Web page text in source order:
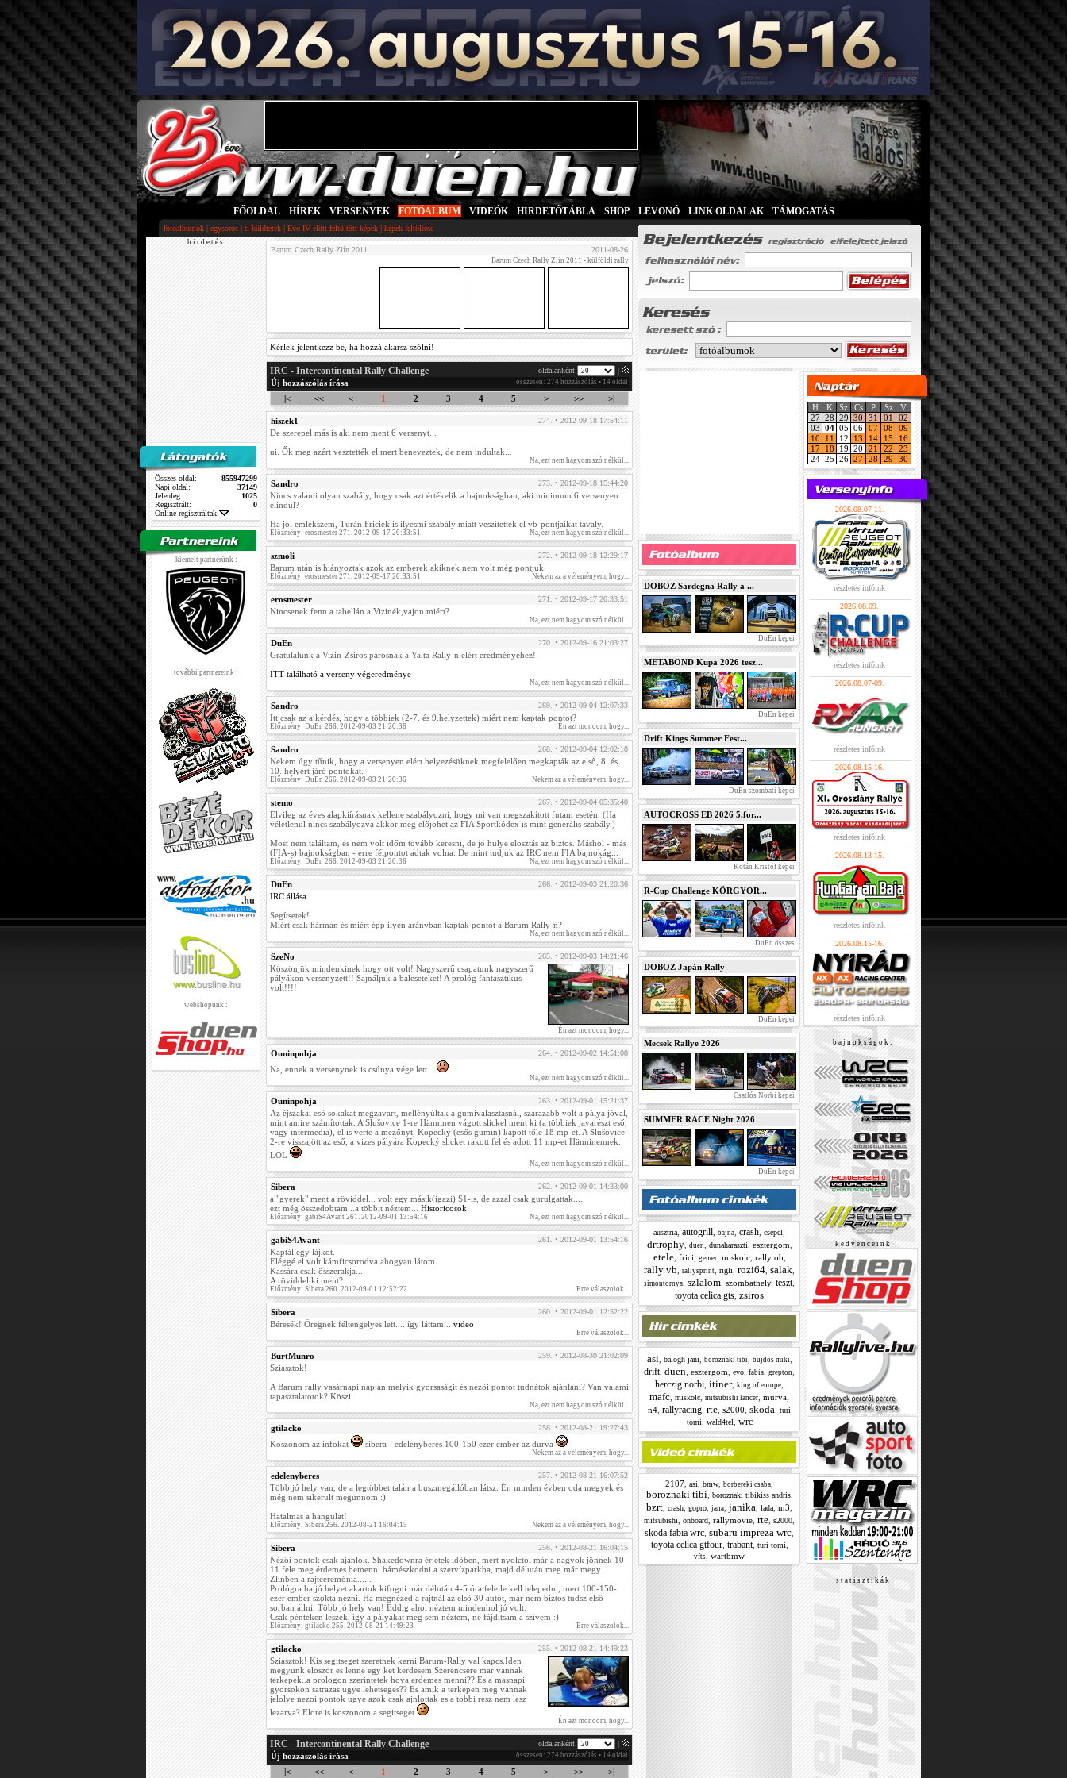
FŐOLDAL HÍREK VERSENYEK FOTÓALBUM VIDEÓK HIRDETŐTÁBLA SHOP LEVONÓ LINK OLDALAK TÁMOGATÁS
fotoalbumok | egysoros | ti küldtétek | Evo IV előtt feltöltött képek | képek feltöltése
h i r d e t é s
Összes oldal:
855947299
Napi oldal:
37149
Jelenleg:
1025
Regisztrált:
0
Online regisztráltak:
kiemelt partnerünk :
további partnereink :
webshopunk :
Barum Czech Rally Zlín 2011 2011-08-26
Barum Czech Rally Zlin 2011 • külföldi rally
Kérlek jelentkezz be, ha hozzá akarsz szólni!
IRC - Intercontinental Rally Challenge oldalanként |
Új hozzászólás írása összesen: 274 hozzászólás • 14 oldal
|< << < 1 2 3 4 5 > >> >|
hiszek1 274. • 2012-09-18 17:54:11
De szerepel más is aki nem ment 6 versenyt...
ui. Ők meg azért vesztették el mert beneveztek, de nem indultak...
Na, ezt nem hagyom szó nélkül...
Sandro 273. • 2012-09-18 15:44:20
Nincs valami olyan szabály, hogy csak azt értékelik a bajnokságban, aki minimum 6 versenyen
elindul?
Ha jól emlékszem, Turán Friciék is ilyesmi szabály miatt veszítették el vb-pontjaikat tavaly.
Előzmény: erosmester 271. 2012-09-17 20:33:51 Na, ezt nem hagyom szó nélkül...
szmoli 272. • 2012-09-18 12:29:17
Barum után is hiányoztak azok az emberek akiknek nem volt még pontjuk.
Előzmény: erosmester 271. 2012-09-17 20:33:51 Nekem az a véleményem, hogy...
erosmester 271. • 2012-09-17 20:33:51
Nincsenek fenn a tabellán a Vizinék,vajon miért?
Na, ezt nem hagyom szó nélkül...
DuEn 270. • 2012-09-16 21:03:27
Gratulálunk a Vizin-Zsiros párosnak a Yalta Rally-n elért eredményéhez!
ITT található a verseny végeredménye
Na, ezt nem hagyom szó nélkül...
Sandro 269. • 2012-09-04 12:07:33
Itt csak az a kérdés, hogy a többiek (2-7. és 9.helyzettek) miért nem kaptak pontot?
Előzmény: DuEn 266. 2012-09-03 21:20:36 Én azt mondom, hogy...
Sandro 268. • 2012-09-04 12:02:18
Nekem úgy tűnik, hogy a versenyen elért helyezésüknek megfelelően megkapták az első, 8. és
10. helyért járó pontokat.
Előzmény: DuEn 266. 2012-09-03 21:20:36 Nekem az a véleményem, hogy...
stemo 267. • 2012-09-04 05:35:40
Elvileg az éves alapkiírásnak kellene szabályozni, hogy mi van megszakított futam esetén. (Ha
véletlenül nincs szabályozva akkor még előjöhet az FIA Sportkódex is mint generális szabály.)
Most nem találtam, és nem volt időm tovább keresni, de jó hülye elosztás az biztos. Máshol - más
(FIA-s) bajnokságban - erre félpontot adtak volna. De mint tudjuk az IRC nem FIA bajnokág...
Előzmény: DuEn 266. 2012-09-03 21:20:36 Na, ezt nem hagyom szó nélkül...
DuEn 266. • 2012-09-03 21:20:36
IRC állása
Segítsetek!
Miért csak hárman és miért épp ilyen arányban kaptak pontot a Barum Rally-n?
Na, ezt nem hagyom szó nélkül...
SzeNo 265. • 2012-09-03 14:21:46
Köszönjük mindenkinek hogy ott volt! Nagyszerű csapatunk nagyszerű
pályákon versenyzett!! Sajnáljuk a baleseteket! A prológ fantasztikus
volt!!!!
Én azt mondom, hogy...
Ouninpohja 264. • 2012-09-02 14:51:08
Na, ennek a versenynek is csúnya vége lett...
Na, ezt nem hagyom szó nélkül...
Ouninpohja 263. • 2012-09-01 15:21:37
Az éjszakai eső sokakat megzavart, mellényúltak a gumiválasztásnál, szárazabb volt a pálya jóval,
mint amire számítottak. A Slušovice 1-re Hänninen vágott slickel ment ki (a többiek javarészt eső,
vagy intermedia), el is verte a mezőnyt, Kopecký (esős gumin) kapott tőle 18 mp-et. A Slušovice
2-re visszajött az eső, a vizes pályára Kopecký slicket rakott fel és adott 11 mp-et Hänninennek.
LOL
Na, ezt nem hagyom szó nélkül...
Sibera 262. • 2012-09-01 14:33:00
a "gyerek" ment a röviddel... volt egy másik(igazi) S1-is, de azzal csak gurulgattak....
ezt még összedobtam...a többit néztem... Historicosok
Előzmény: gabiS4Avant 261. 2012-09-01 13:54:16 Na, ezt nem hagyom szó nélkül...
gabiS4Avant 261. • 2012-09-01 13:54:16
Kaptál egy lájkot.
Eléggé el volt kámficsorodva ahogyan látom.
Kassára csak összerakja....
A röviddel ki ment?
Előzmény: Sibera 260. 2012-09-01 12:52:22 Erre válaszolok...
Sibera 260. • 2012-09-01 12:52:22
Béresék! Öregnek féltengelyes lett.... így láttam... video
Erre válaszolok...
BurtMunro 259. • 2012-08-30 21:02:09
Sziasztok!
A Barum rally vasárnapi napján melyik gyorsaságit és nézői pontot tudnátok ajánlani? Van valami
tapasztalatotok? Köszi
Na, ezt nem hagyom szó nélkül...
gtilacko 258. • 2012-08-21 19:27:43
Koszonom az infokat sibera - edelenyberes 100-150 ezer ember az durva
Nekem az a véleményem, hogy...
edelenyberes 257. • 2012-08-21 16:07:52
Több jó hely van, de a legtöbbet talán a buszmegállóban látsz. Én minden évben oda megyek és
még nem sikerült megunnom :)
Hatalmas a hangulat!
Előzmény: Sibera 256. 2012-08-21 16:04:15 Nekem az a véleményem, hogy...
Sibera 256. • 2012-08-21 16:04:15
Nézői pontok csak ajánlók. Shakedownra érjetek időben, mert nyolctól már a nagyok jönnek 10-
11 fele meg érdemes bemenni bámészkodni a szervízparkba, majd délután meg már megy
Zlínben a rajtceremónia......
Prológra ha jó helyet akartok kifogni már délután 4-5 óra fele le kell telepedni, mert 100-150-
ezer ember szokta nézni. Ha megnézed a rajtnál az első 30 autót, már nem biztos tudsz első
sorban állni. Több jó hely van! Eddig ahol néztem mindenhol jó volt.
Csak pénteken leszek, így a pályákat meg sem néztem, ne fájdítsam a szívem :)
Előzmény: gtilacko 255. 2012-08-21 14:49:23 Erre válaszolok...
gtilacko 255. • 2012-08-21 14:49:23
Sziasztok! Kis segitseget szeretnek kerni Barum-Rally val kapcs.Iden
megyunk eloszor es lenne egy ket kerdesem.Szerencsere mar vannak
terkepek..a prologon szerintetek hova erdemes menni?? Es a masnapi
gyorsokon satrazas ugye lehetseges?? Es amik a terkepen meg vannak
jelolve nezoi pontok ugye azok csak ajnlottak es a tobbi resz nem lesz
lezarva? Elore is koszonom a segitseget
Én azt mondom, hogy...
IRC - Intercontinental Rally Challenge oldalanként |
Új hozzászólás írása összesen: 274 hozzászólás • 14 oldal
|< << < 1 2 3 4 5 > >> >|
DOBOZ Sardegna Rally a ...
DuEn képei
METABOND Kupa 2026 tesz...
DuEn képei
Drift Kings Summer Fest...
DuEn szombati képei
AUTOCROSS EB 2026 5.for...
Kotán Kristóf képei
R-Cup Challenge KÖRGYOR...
DuEn összes
DOBOZ Japán Rally
DuEn képei
Mecsek Rallye 2026
Csatlós Norbi képei
SUMMER RACE Night 2026
DuEn képei
ausztria autogrill bajna crash csepel
drtrophy, duen dunaharaszti esztergom
etele, frici gemer, miskolc, rally ob
rally vb rallysprint rigli rozi64 salak
simontornya szlalom szombathely, teszt
toyota celica gts zsiros
asi balogh jani boroznaki tibi bujdos miki
drift duen esztergom evo fabia grepton
herczig norbi itiner, king of europe
mafc miskolc mitsubishi lancer murva
n4 rallyracing rte s2000 skoda turi
tomi
wald4tel wrc
2107 asi bmw borbereki csaba
boroznaki tibi boroznaki tibikiss andris,
bzrt crash gopro jana janika lada m3
mitsubishi onboard rallymovie rte s2000
skoda fabia wrc subaru impreza wrc
toyota celica gtfour, trabant, turi tomi
vfts wartbmw
H K Sz Cs P Sz
V
27 28 29 30 31 01
02
03 04 05 06 07 08
09
10
11 12 13 14 15
16
17
18 19 20 21 22
23
24 25 26 27 28 29 30
2026.08.07-11.
részletes infóink
2026.08.09.
részletes infóink
2026.08.07-09.
részletes infóink
2026.08.15-16.
részletes infóink
2026.08.13-15.
részletes infóink
2026.08.15-16.
részletes infóink
b a j n o k s á g o k :
k e d v e n c e i n k
s t a t i s z t i k á k